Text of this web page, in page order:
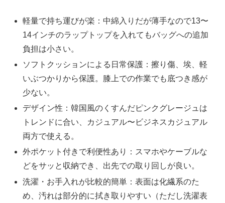
軽量で持ち運びが楽：中綿入りだが薄手なので13〜
14インチのラップトップを入れてもバッグへの追加
負担は小さい。
ソフトクッションによる日常保護：擦り傷、埃、軽
いぶつかりから保護。膝上での作業でも底つき感が
少ない。
デザイン性：韓国風のくすんだピンクグレージュは
トレンドに合い、カジュアル〜ビジネスカジュアル
両方で使える。
外ポケット付きで利便性あり：スマホやケーブルな
どをサッと収納でき、出先での取り回しが良い。
洗濯・お手入れが比較的簡単：表面は化繊系のた
め、汚れは部分的に拭き取りやすい（ただし洗濯表